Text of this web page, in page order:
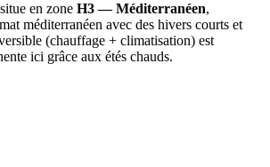
en zone H3 — Méditerranéen,
méditerranéen avec des hivers courts et
(chauffage + climatisation) est
ici grâce aux étés chauds.